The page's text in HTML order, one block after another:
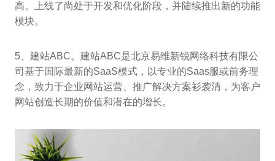
高。上线了尚处于开发和优化阶段，并陆续推出新的功能
模块。
5、建站ABC。建站ABC是北京易维新锐网络科技有限公
司基于国际最新的SaaS模式，以专业的Saas服或前务理
念，致力于企业网站运营、推广解决方案衫袭清，为客户
网站创造长期的价值和潜在的增长。